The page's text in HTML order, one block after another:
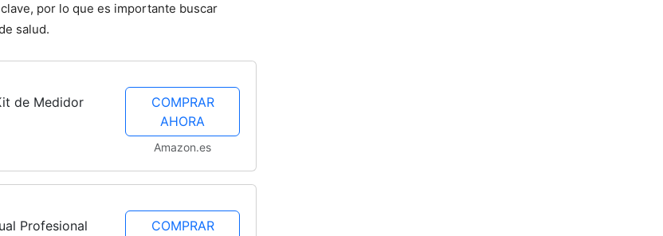
por lo que es importante buscar
salud.
de Medidor
COMPRAR
AHORA
Amazon.es
Profesional
COMPRAR